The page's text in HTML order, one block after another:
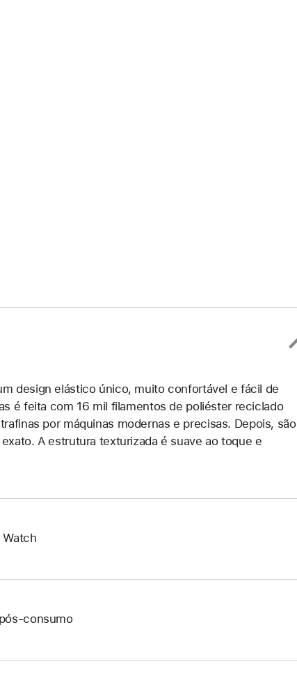
design elástico único, muito confortável e fácil de
é feita com 16 mil filamentos de poliéster reciclado
por máquinas modernas e precisas. Depois, são
A estrutura texturizada é suave ao toque e
Watch
consumo